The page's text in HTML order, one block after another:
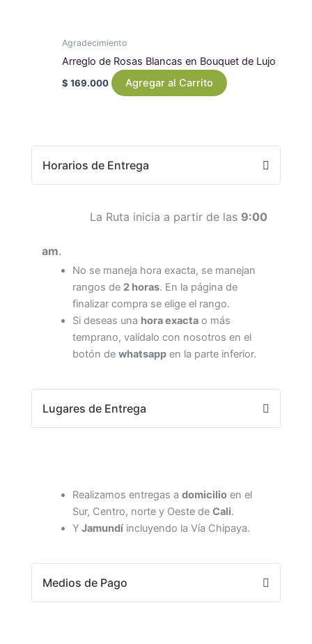
Agradecimiento
Arreglo de Rosas Blancas en Bouquet de Lujo
$ 169.000 Agregar al Carrito
Horarios de Entrega
La Ruta inicia a partir de las 9:00
am.
No se maneja hora exacta, se manejan
rangos de 2 horas. En la página de
finalizar compra se elige el rango.
Si deseas una hora exactao más
temprano, valídalo con nosotros en el
botón de whatsappen la parte inferior.
Lugares de Entrega
Realizamos entregas a domicilioen el
Sur, Centro, norte y Oeste de Cali.
Y Jamundíincluyendo la Vía Chipaya.
Medios de Pago